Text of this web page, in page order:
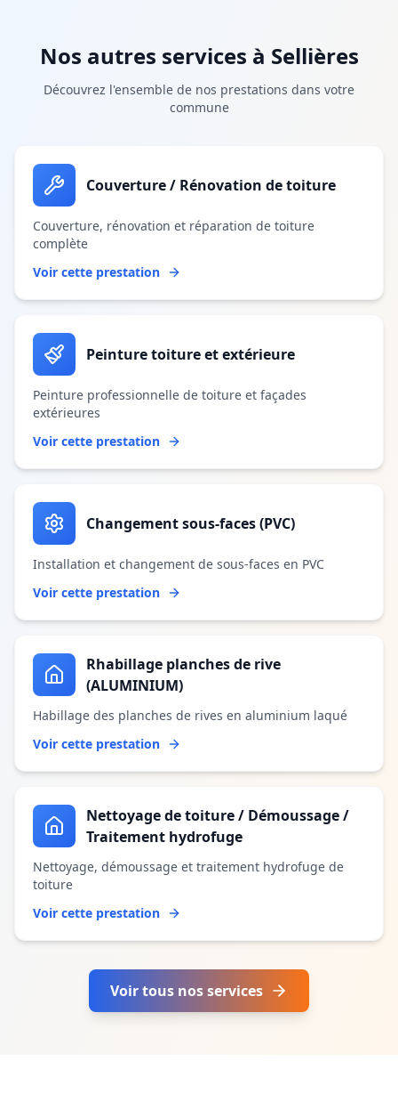
Nos autres services à Sellières
Découvrez l'ensemble de nos prestations dans votre
commune
Couverture / Rénovation de toiture
Couverture, rénovation et réparation de toiture
complète
Voir cette prestation
Peinture toiture et extérieure
Peinture professionnelle de toiture et façades
extérieures
Voir cette prestation
Changement sous-faces (PVC)
Installation et changement de sous-faces en PVC
Voir cette prestation
Rhabillage planches de rive
(ALUMINIUM)
Habillage des planches de rives en aluminium laqué
Voir cette prestation
Nettoyage de toiture / Démoussage /
Traitement hydrofuge
Nettoyage, démoussage et traitement hydrofuge de
toiture
Voir cette prestation
Voir tous nos services